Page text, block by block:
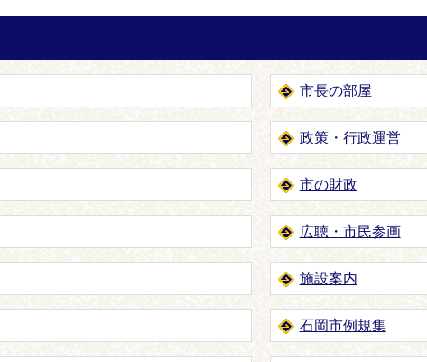
市長の部屋
政策・行政運営
市の財政
広聴・市民参画
施設案内
石岡市例規集